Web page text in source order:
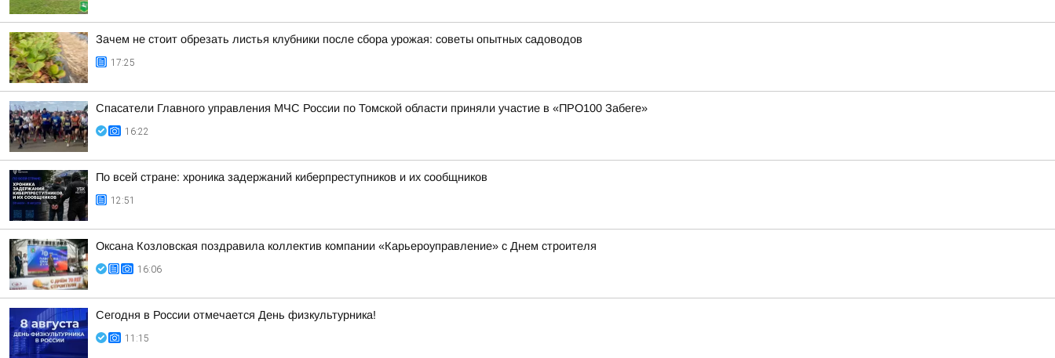
Зачем не стоит обрезать листья клубники после сбора урожая: советы опытных садоводов
17:25
Спасатели Главного управления МЧС России по Томской области приняли участие в «ПРО100 Забеге»
16:22
По всей стране: хроника задержаний киберпреступников и их сообщников
12:51
Оксана Козловская поздравила коллектив компании «Карьероуправление» с Днем строителя
16:06
Сегодня в России отмечается День физкультурника!
11:15